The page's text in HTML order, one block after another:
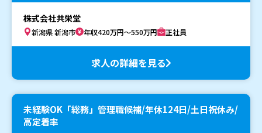
株式会社共栄堂
新潟県 新潟市 年収420万円～550万円 正社員
求人の詳細を見る
未経験OK「総務」管理職候補/年休124日/土日祝休み/
高定着率